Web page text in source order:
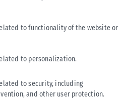
to functionality of the website or
to personalization.
to security, including
and other user protection.
πυρόπληκτους
τις πρόσφατες πυρκαγιές, με τις
02/08/2026